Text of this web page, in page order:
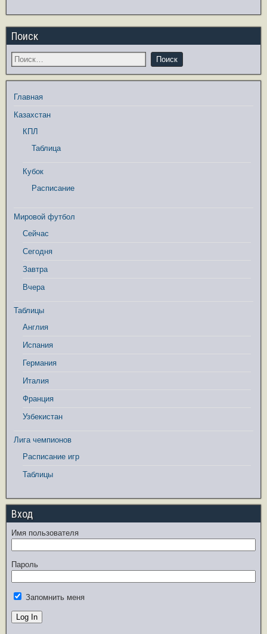
Поиск
Главная
Казахстан
КПЛ
Таблица
Кубок
Расписание
Мировой футбол
Сейчас
Сегодня
Завтра
Вчера
Таблицы
Англия
Испания
Германия
Италия
Франция
Узбекистан
Лига чемпионов
Расписание игр
Таблицы
Вход
Имя пользователя
Пароль
Запомнить меня